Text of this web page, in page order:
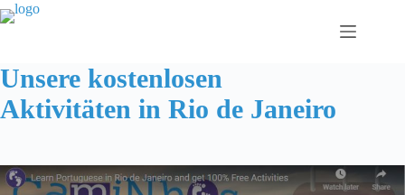
Zum
Inhalt
Unsere kostenlosen
Aktivitäten in Rio de Janeiro